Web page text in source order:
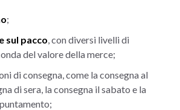
;
sul pacco , con diversi livelli di
del valore della merce;
di consegna, come la consegna al
di sera, la consegna il sabato e la